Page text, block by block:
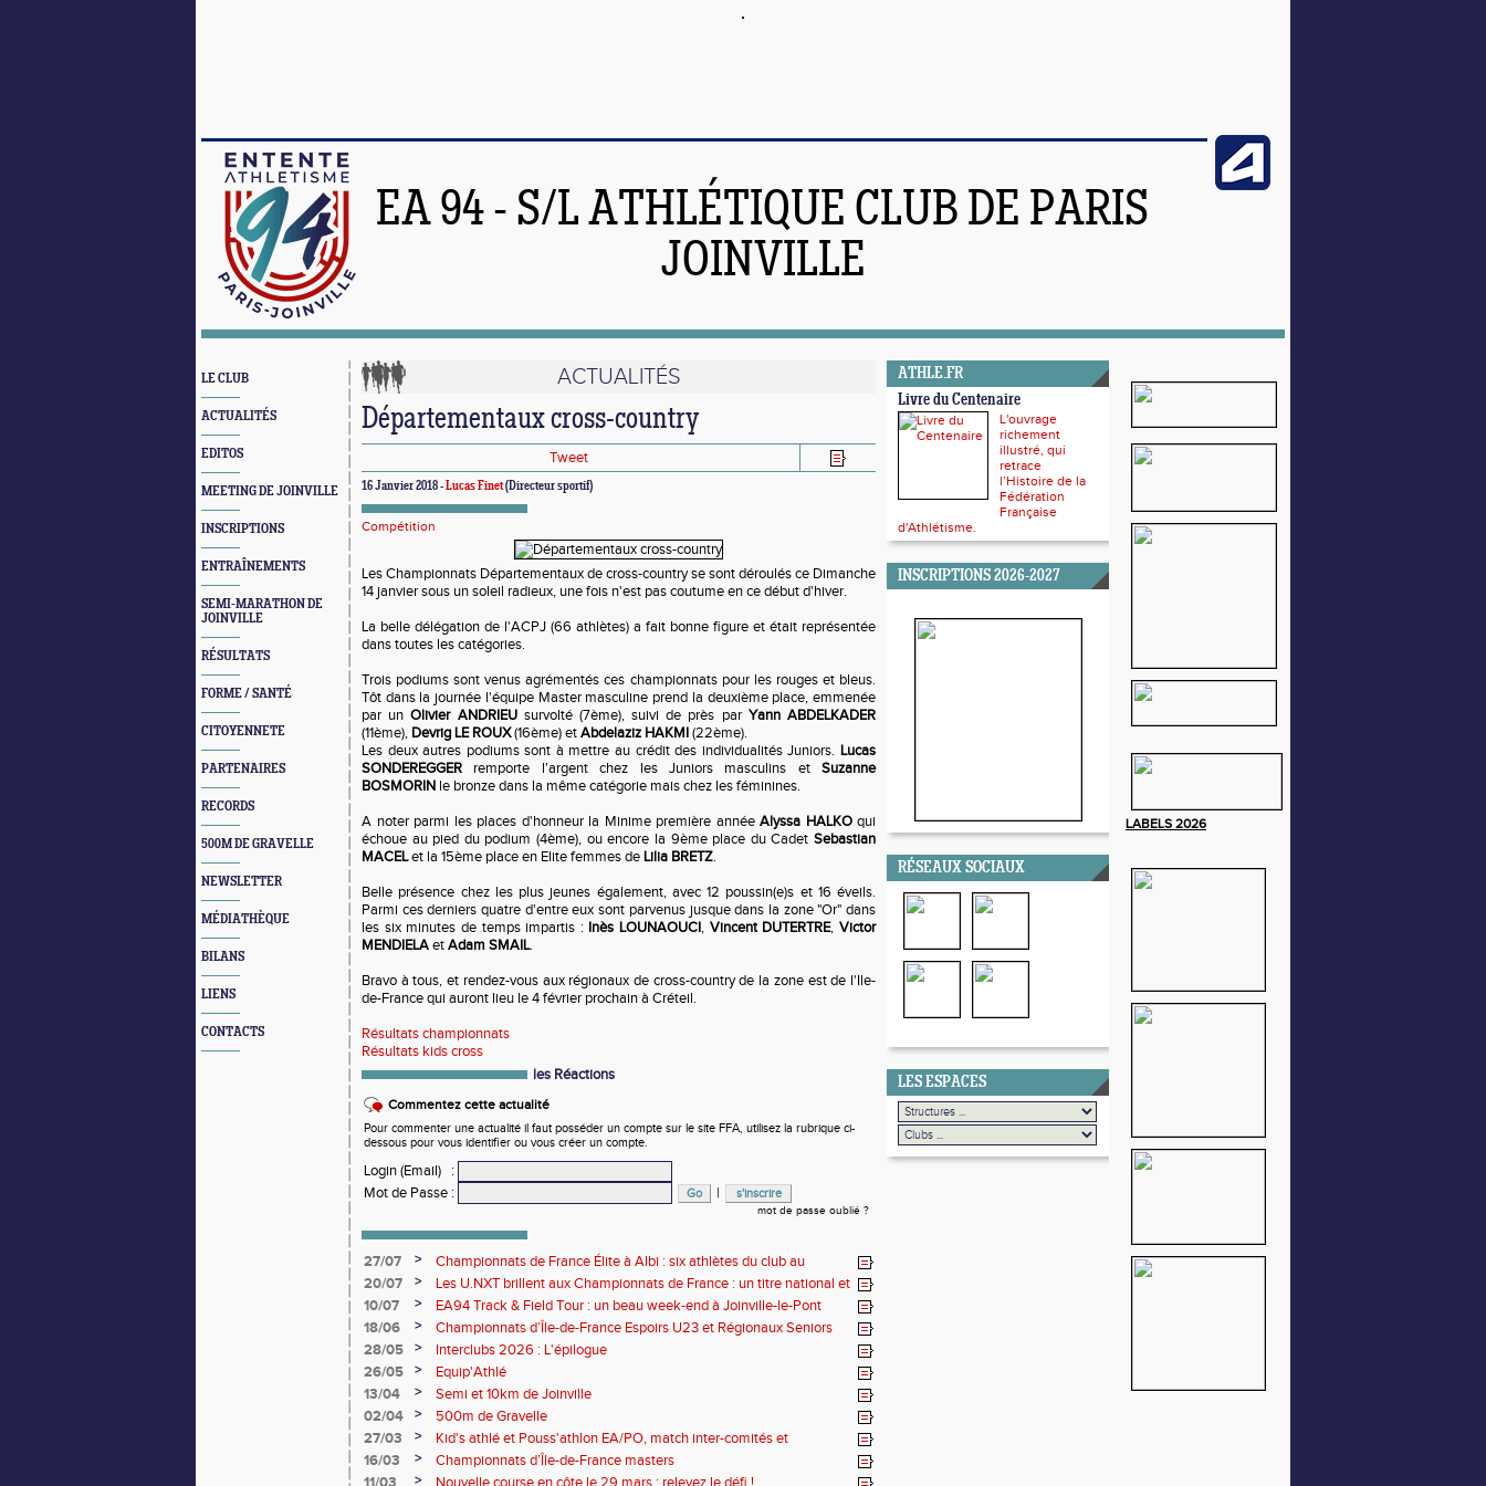
EA 94 - S/L ATHLÉTIQUE CLUB DE PARIS
JOINVILLE
LE CLUB
ACTUALITÉS
EDITOS
MEETING DE JOINVILLE
INSCRIPTIONS
ENTRAÎNEMENTS
SEMI-MARATHON DE
JOINVILLE
RÉSULTATS
FORME / SANTÉ
CITOYENNETE
PARTENAIRES
RECORDS
500M DE GRAVELLE
NEWSLETTER
MÉDIATHÈQUE
BILANS
LIENS
CONTACTS
ACTUALITÉS
Départementaux cross-country
Tweet
16 Janvier 2018 -Lucas Finet(Directeur sportif)
Compétition
Les Championnats Départementaux de cross-country se sont déroulés ce Dimanche
14 janvier sous un soleil radieux, une fois n'est pas coutume en ce début d'hiver.
La belle délégation de l'ACPJ (66 athlètes) a fait bonne figure et était représentée
dans toutes les catégories.
Trois podiums sont venus agrémentés ces championnats pour les rouges et bleus.
Tôt dans la journée l'équipe Master masculine prend la deuxième place, emmenée
par unOlivier ANDRIEUsurvolté (7ème), suivi de près par Yann ABDELKADER
(11ème), Devrig LE ROUX(16ème) etAbdelaziz HAKMI(22ème).
Les deux autres podiums sont à mettre au crédit des individualités Juniors. Lucas
SONDEREGGER remporte l'argent chez les Juniors masculins et Suzanne
BOSMORIN le bronze dans la même catégorie mais chez les féminines.
A noter parmi les places d'honneur la Minime première année Alyssa HALKOqui
échoue au pied du podium (4ème), ou encore la 9ème place du Cadet Sebastian
MACELet la 15ème place en Elite femmes de Lilia BRETZ.
Belle présence chez les plus jeunes également, avec 12 poussin(e)s et 16 éveils.
Parmi ces derniers quatre d'entre eux sont parvenus jusque dans la zone "Or" dans
les six minutes de temps impartis : Inès LOUNAOUCI, Vincent DUTERTRE,Victor
MENDIELAetAdam SMAIL.
Bravo à tous, et rendez-vous aux régionaux de cross-country de la zone est de l'Ile-
de-France qui auront lieu le 4 février prochain à Créteil.
Résultats championnats
Résultats kids cross
les Réactions
Commentez cette actualité
Pour commenter une actualité il faut posséder un compte sur le site FFA, utilisez la rubrique ci-
dessous pour vous identifier ou vous créer un compte.
Login (Email)
:
Mot de Passe : |
mot de passe oublié ?
27/07 >
Championnats de France Élite à Albi : six athlètes du club au
rendez-vous de l'élite nationale
20/07 >
Les U.NXT brillent aux Championnats de France : un titre national et
une pluie de performances
10/07 >
EA94 Track & Field Tour : un beau week-end à Joinville-le-Pont
18/06
>
Championnats d’Île-de-France Espoirs U23 et Régionaux Seniors
28/05
>
Interclubs 2026 : L'épilogue
26/05
>
Equip'Athlé
13/04
>
Semi et 10km de Joinville
02/04
>
500m de Gravelle
27/03
>
Kid's athlé et Pouss'athlon EA/PO, match inter-comités et
championnat LIFA épreuves combinées BE/MI
16/03 >
Championnats d’Île-de-France masters
>
ATHLE.FR
Livre du Centenaire
L'ouvrage
richement
illustré, qui
retrace
l’Histoire de la
Fédération
Française
d'Athlétisme.
INSCRIPTIONS 2026-2027
RÉSEAUX SOCIAUX
LES ESPACES
LABELS 2026